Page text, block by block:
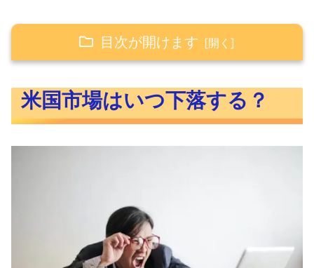
目次が開けます
株価の下落のサインはあるの？
米国市場はいつ下落する？まとめ
米国市場はいつ下落する？